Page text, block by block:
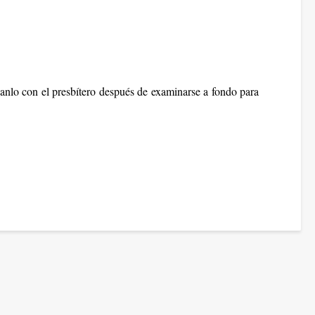
con el presbítero después de examinarse a fondo para